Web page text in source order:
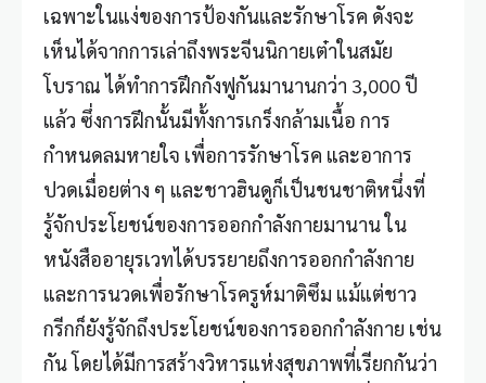
เฉพาะในแง่ของการป้องกันและรักษาโรค ดังจะ
เห็นได้จากการเล่าถึงพระจีนนิกายเต๋าในสมัย
โบราณ ได้ทำการฝึกกังฟูกันมานานกว่า 3,000 ปี
แล้ว ซึ่งการฝึกนั้นมีทั้งการเกร็งกล้ามเนื้อ การ
กำหนดลมหายใจ เพื่อการรักษาโรค และอาการ
ปวดเมื่อยต่าง ๆ และชาวฮินดูก็เป็นชนชาติหนึ่งที่
รู้จักประโยชน์ของการออกกำลังกายมานาน ใน
หนังสืออายุรเวทได้บรรยายถึงการออกกำลังกาย
และการนวดเพื่อรักษาโรครูห์มาติซึม แม้แต่ชาว
กรีกก็ยังรู้จักถึงประโยชน์ของการออกกำลังกาย เช่น
กัน โดยได้มีการสร้างวิหารแห่งสุขภาพที่เรียกกันว่า